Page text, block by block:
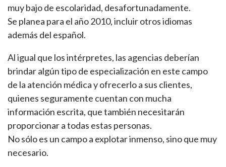
muy bajo de escolaridad, desafortunadamente.
Se planea para el año 2010, incluir otros idiomas
además del español.
Al igual que los intérpretes, las agencias deberían
brindar algún tipo de especialización en este campo
de la atención médica y ofrecerlo a sus clientes,
quienes seguramente cuentan con mucha
información escrita, que también necesitarán
proporcionar a todas estas personas.
No sólo es un campo a explotar inmenso, sino que muy
necesario.